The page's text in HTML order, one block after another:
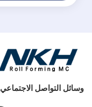
وسائل التواصل الاجتماعي